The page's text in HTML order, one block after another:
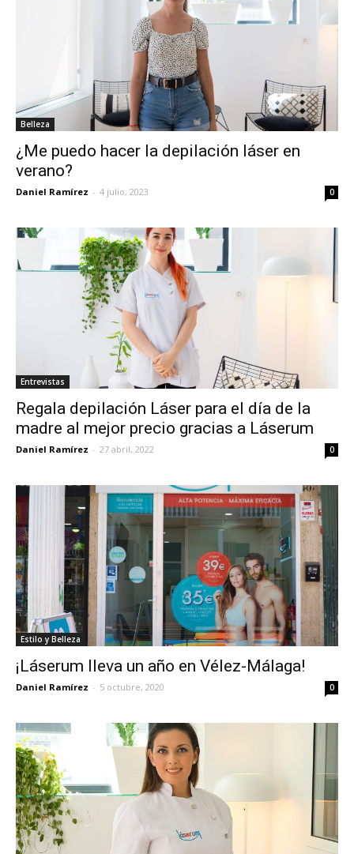
Belleza
¿Me puedo hacer la depilación láser en
verano?
Daniel Ramírez - 4 julio, 2023 0
Entrevistas
Regala depilación Láser para el día de la
madre al mejor precio gracias a Láserum
Daniel Ramírez - 27 abril, 2022 0
Estilo y Belleza
¡Láserum lleva un año en Vélez-Málaga!
Daniel Ramírez - 5 octubre, 2020 0